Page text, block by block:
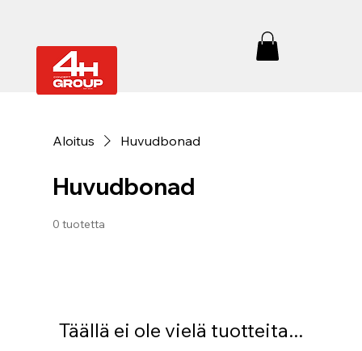
Aloitus Huvudbonad
Huvudbonad
0 tuotetta
Täällä ei ole vielä tuotteita...